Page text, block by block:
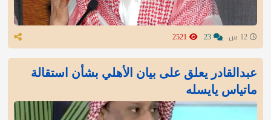
عبدالقادر يعلق على بيان الأهلي بشأن استقالة
ماتياس يايسله